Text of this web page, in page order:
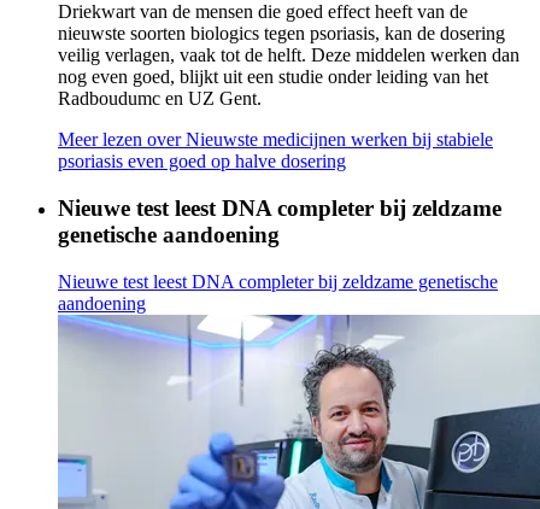
Driekwart van de mensen die goed effect heeft van de
nieuwste soorten biologics tegen psoriasis, kan de dosering
veilig verlagen, vaak tot de helft. Deze middelen werken dan
nog even goed, blijkt uit een studie onder leiding van het
Radboudumc en UZ Gent.
Meer lezen over Nieuwste medicijnen werken bij stabiele
psoriasis even goed op halve dosering
Nieuwe test leest DNA completer bij zeldzame
genetische aandoening
Nieuwe test leest DNA completer bij zeldzame genetische
aandoening